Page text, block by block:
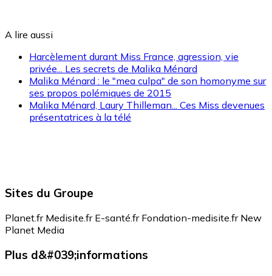
A lire aussi
Harcèlement durant Miss France, agression, vie
privée... Les secrets de Malika Ménard
Malika Ménard : le "mea culpa" de son homonyme sur
ses propos polémiques de 2015
Malika Ménard, Laury Thilleman... Ces Miss devenues
présentatrices à la télé
Sites du Groupe
Planet.fr Medisite.fr E-santé.fr Fondation-medisite.fr New
Planet Media
Plus d&#039;informations